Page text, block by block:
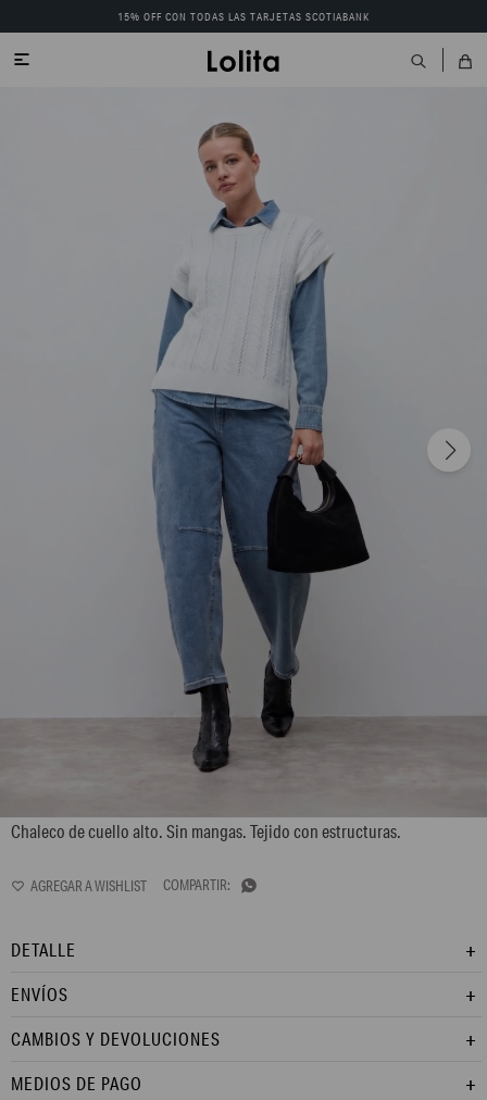
15% OFF CON TODAS LAS TARJETAS SCOTIABANK

Chaleco de cuello alto. Sin mangas. Tejido con estructuras.

DETALLE
ENVÍOS
CAMBIOS Y DEVOLUCIONES
MEDIOS DE PAGO